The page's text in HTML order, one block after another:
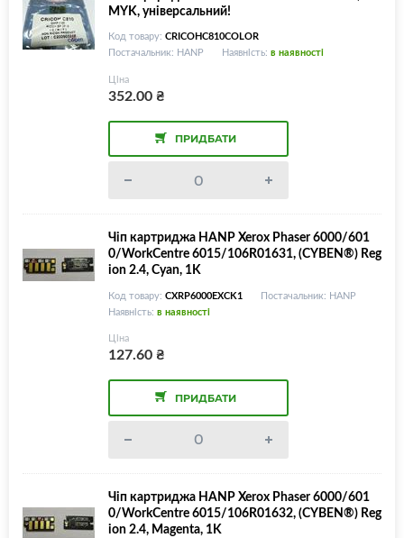
MYK, універсальний!
Код товару: CRICOHC810COLOR
Постачальник: HANP
Наявність: в наявності
Ціна
352.00₴
ПРИДБАТИ
Чіп картриджа HANP Xerox Phaser 6000/601
0/WorkCentre 6015/106R01631, (CYBEN®) Reg
ion 2.4, Cyan, 1K
Код товару: CXRP6000EXCK1
Постачальник: HANP
Наявність: в наявності
Ціна
127.60₴
ПРИДБАТИ
Чіп картриджа HANP Xerox Phaser 6000/601
0/WorkCentre 6015/106R01632, (CYBEN®) Reg
ion 2.4, Magenta, 1K